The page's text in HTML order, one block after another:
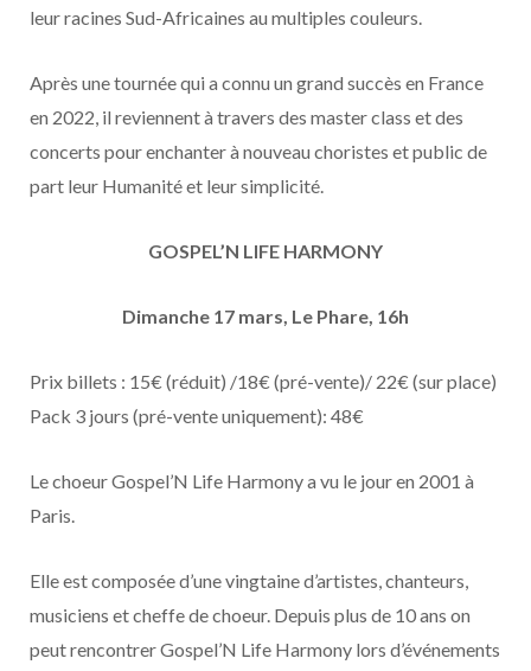
leur racines Sud-Africaines au multiples couleurs.
Après une tournée qui a connu un grand succès en France
en 2022, il reviennent à travers des master class et des
concerts pour enchanter à nouveau choristes et public de
part leur Humanité et leur simplicité.
GOSPEL’N LIFE HARMONY
Dimanche 17 mars, Le Phare, 16h
Prix billets : 15€ (réduit) /18€ (pré-vente)/ 22€ (sur place)
Pack 3 jours (pré-vente uniquement): 48€
Le choeur Gospel’N Life Harmony a vu le jour en 2001 à
Paris.
Elle est composée d’une vingtaine d’artistes, chanteurs,
musiciens et cheffe de choeur. Depuis plus de 10 ans on
peut rencontrer Gospel’N Life Harmony lors d’événements